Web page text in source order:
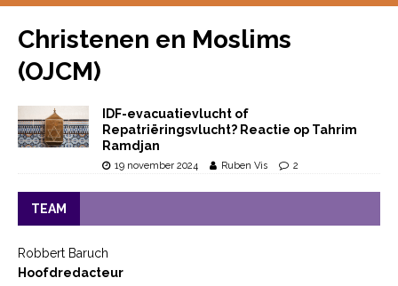
Christenen en Moslims
(OJCM)
IDF-evacuatievlucht of
Repatriëringsvlucht? Reactie op Tahrim
Ramdjan
19 november 2024 Ruben Vis 2
TEAM
Robbert Baruch
Hoofdredacteur